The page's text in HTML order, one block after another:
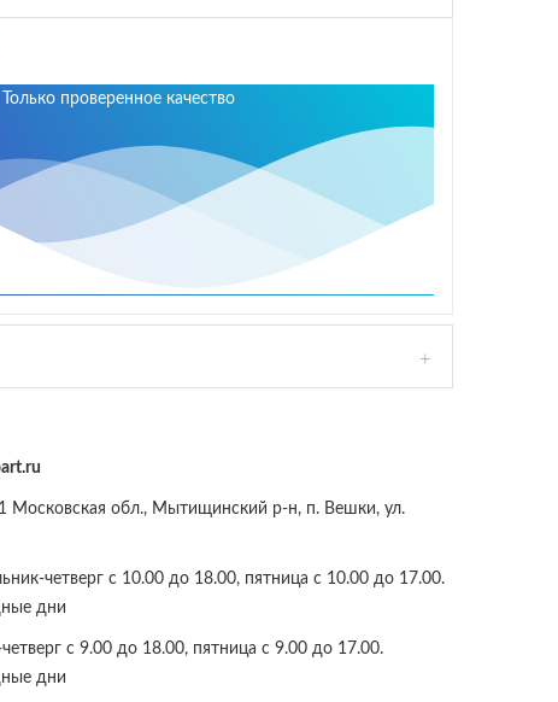
Только проверенное качество
Московская обл., Мытищинский р-н, п. Вешки, ул.
четверг с 10.00 до 18.00, пятница с 10.00 до 17.00.
дни
с 9.00 до 18.00, пятница с 9.00 до 17.00.
дни